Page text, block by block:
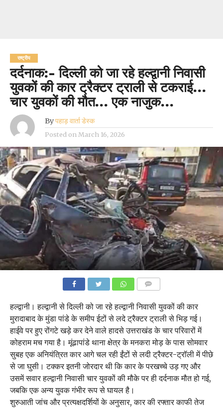
राष्ट्रीय
दर्दनाक:- दिल्ली को जा रहे हल्द्वानी निवासी
युवकों की कार ट्रैक्टर ट्राली से टकराई…
चार युवकों की मौत… एक नाजुक…
Byपहाड़ वार्ता डेस्क
Posted on March 16, 2026
हल्द्वानी। हल्द्वानी से दिल्ली को जा रहे हल्द्वानी निवासी युवकों की कार
मुरादाबाद के मुंडा पांडे के समीप ईटों से लदे ट्रैक्टर ट्राली से भिड़ गई।
हाईवे पर हुए रोंगटे खड़े कर देने वाले हादसे उत्तराखंड के चार परिवारों में
कोहराम मच गया है। मूंढापांडे थाना क्षेत्र के मनकरा मोड़ के पास सोमवार
सुबह एक अनियंत्रित कार आगे चल रही ईंटों से लदी ट्रैक्टर-ट्रॉली में पीछे
से जा घुसी। टक्कर इतनी जोरदार थी कि कार के परखच्चे उड़ गए और
उसमें सवार हल्द्वानी निवासी चार युवकों की मौके पर ही दर्दनाक मौत हो गई,
जबकि एक अन्य युवक गंभीर रूप से घायल है।
शुरुआती जांच और प्रत्यक्षदर्शियों के अनुसार, कार की रफ्तार काफी तेज